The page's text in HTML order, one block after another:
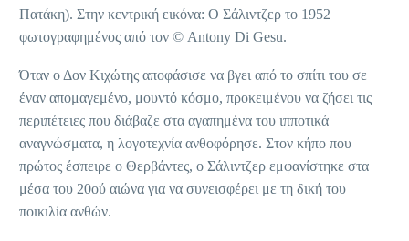
Πατάκη). Στην κεντρική εικόνα: Ο Σάλιντζερ το 1952
φωτογραφημένος από τον © Antony Di Gesu.
Όταν ο Δον Κιχώτης αποφάσισε να βγει από το σπίτι του σε
έναν απομαγεμένο, μουντό κόσμο, προκειμένου να ζήσει τις
περιπέτειες που διάβαζε στα αγαπημένα του ιπποτικά
αναγνώσματα, η λογοτεχνία ανθοφόρησε. Στον κήπο που
πρώτος έσπειρε ο Θερβάντες, ο Σάλιντζερ εμφανίστηκε στα
μέσα του 20ού αιώνα για να συνεισφέρει με τη δική του
ποικιλία ανθών.